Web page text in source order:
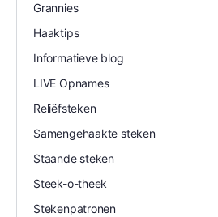
Grannies
Haaktips
Informatieve blog
LIVE Opnames
Reliëfsteken
Samengehaakte steken
Staande steken
Steek-o-theek
Stekenpatronen